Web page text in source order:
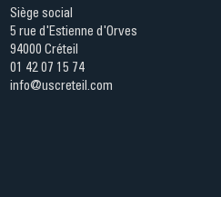
Siège social
5 rue d'Estienne d'Orves
94000 Créteil
01 42 07 15 74
info@uscreteil.com